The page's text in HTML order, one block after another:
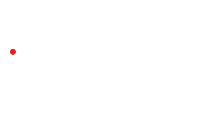
ரூ.5,000 வரை அபராதம்!